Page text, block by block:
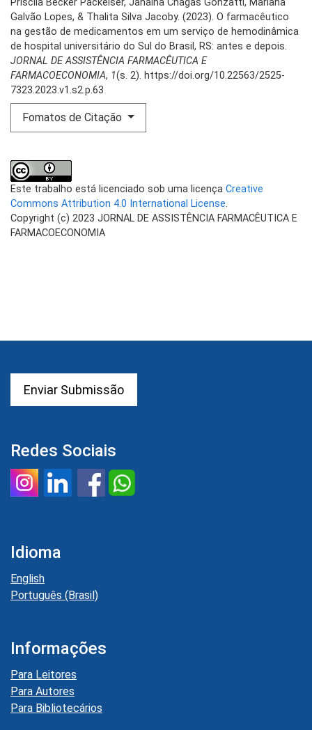
Galvão Lopes, & Thalita Silva Jacoby. (2023). O farmacêutico
na gestão de medicamentos em um serviço de hemodinâmica
de hospital universitário do Sul do Brasil, RS: antes e depois.
JORNAL DE ASSISTÊNCIA FARMACÊUTICA E
FARMACOECONOMIA, 1(s. 2). https://doi.org/10.22563/2525-
7323.2023.v1.s2.p.63
Fomatos de Citação
Este trabalho está licenciado sob uma licença Creative
Commons Attribution 4.0 International License.
Copyright (c) 2023 JORNAL DE ASSISTÊNCIA FARMACÊUTICA E
FARMACOECONOMIA
Enviar Submissão
Redes Sociais
Idioma
English
Português (Brasil)
Informações
Para Leitores
Para Autores
Para Bibliotecários